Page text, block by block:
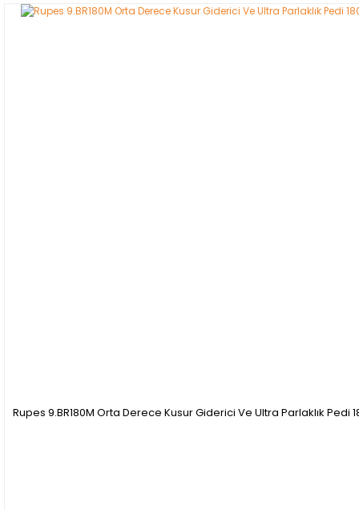
Rupes 9.BR180M Orta Derece Kusur Giderici Ve Ultra Parlaklık Pedi